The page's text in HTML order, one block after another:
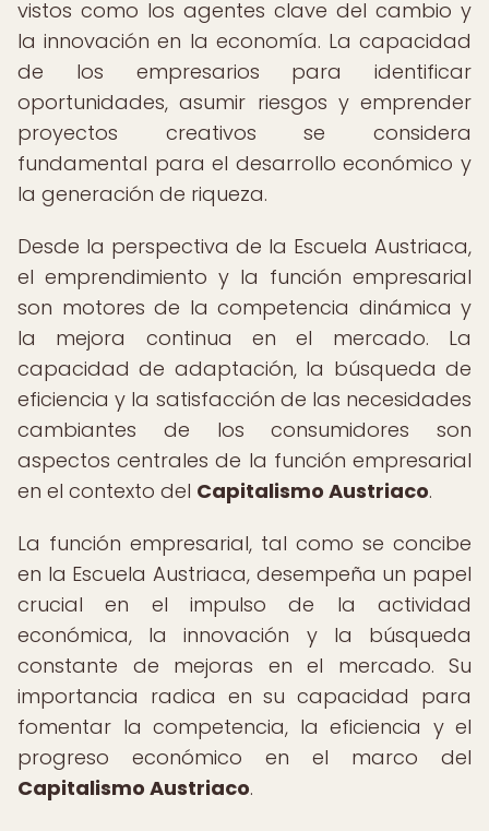
vistos como los agentes clave del cambio y
la innovación en la economía. La capacidad
de los empresarios para identificar
oportunidades, asumir riesgos y emprender
proyectos creativos se considera
fundamental para el desarrollo económico y
la generación de riqueza.
Desde la perspectiva de la Escuela Austriaca,
el emprendimiento y la función empresarial
son motores de la competencia dinámica y
la mejora continua en el mercado. La
capacidad de adaptación, la búsqueda de
eficiencia y la satisfacción de las necesidades
cambiantes de los consumidores son
aspectos centrales de la función empresarial
en el contexto del Capitalismo Austriaco.
La función empresarial, tal como se concibe
en la Escuela Austriaca, desempeña un papel
crucial en el impulso de la actividad
económica, la innovación y la búsqueda
constante de mejoras en el mercado. Su
importancia radica en su capacidad para
fomentar la competencia, la eficiencia y el
progreso económico en el marco del
Capitalismo Austriaco.